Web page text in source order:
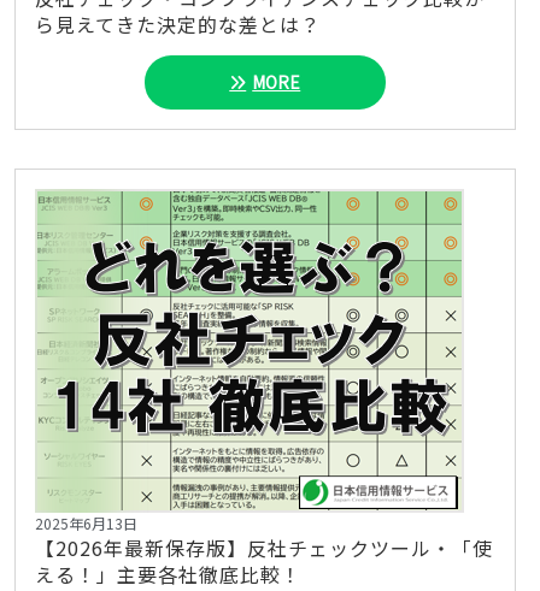
ら見えてきた決定的な差とは？
MORE
2025年6月13日
【2026年最新保存版】反社チェックツール・「使
える！」主要各社徹底比較！